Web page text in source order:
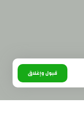
قبول وإغلاق